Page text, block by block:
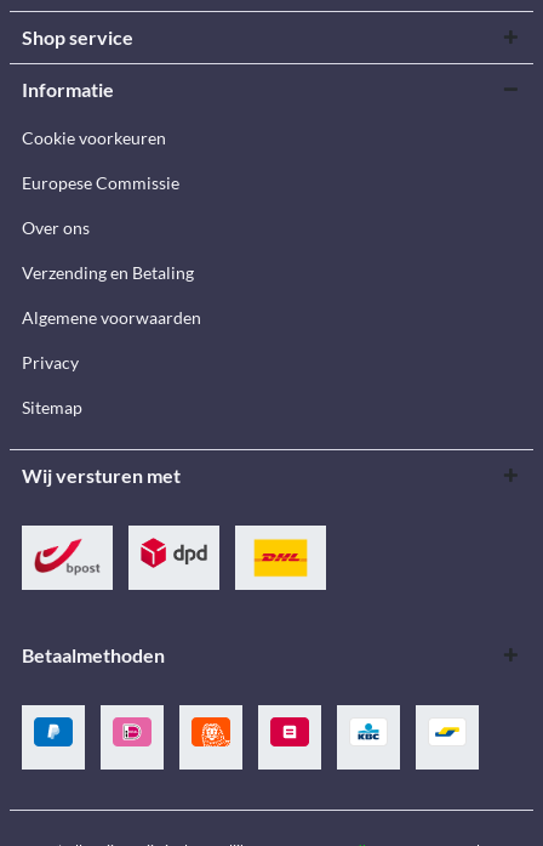
Shop service
Informatie
Cookie voorkeuren
Europese Commissie
Over ons
Verzending en Betaling
Algemene voorwaarden
Privacy
Sitemap
Wij versturen met
Betaalmethoden